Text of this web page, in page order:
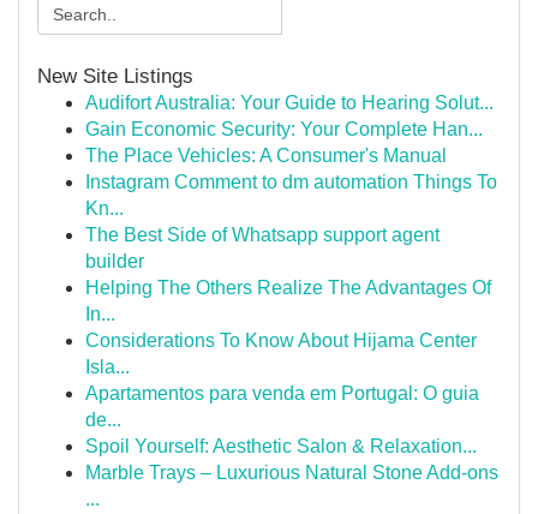
New Site Listings
Audifort Australia: Your Guide to Hearing Solut...
Gain Economic Security: Your Complete Han...
The Place Vehicles: A Consumer's Manual
Instagram Comment to dm automation Things To
Kn...
The Best Side of Whatsapp support agent
builder
Helping The Others Realize The Advantages Of
In...
Considerations To Know About Hijama Center
Isla...
Apartamentos para venda em Portugal: O guia
de...
Spoil Yourself: Aesthetic Salon & Relaxation...
Marble Trays – Luxurious Natural Stone Add-ons
...